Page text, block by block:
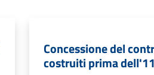
Concessione del
costruiti prima